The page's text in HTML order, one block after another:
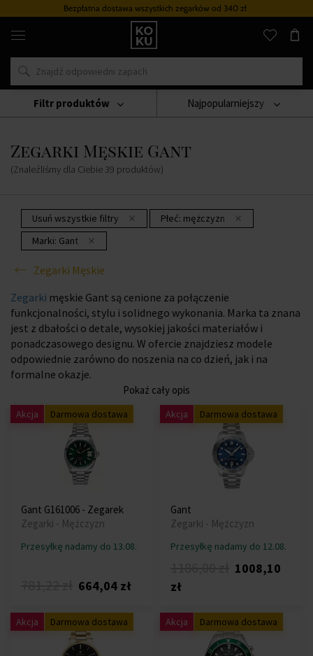
Bezpłatna dostawa wszystkich zegarkówod 340 zł
Oryginalne
perfumy
zegarki
w
miejscu
Zegarki
Zegarki Męskie Zegarki Męskie Gant
Zegarki Męskie Gant
(Znaleźliśmy dla Ciebie 39 produktów)
Najpopularniejszy
Usuń wszystkie filtry Płeć: mężczyzn
Marki: Gant
Zegarki Męskie
Filtr produktów
Zegarki męskie Gant są cenione za połączenie
funkcjonalności, stylu i solidnego wykonania. Marka ta znana
jest z dbałości o detale, wysokiej jakości materiałów i
ponadczasowego designu. W ofercie znajdziesz modele
odpowiednie zarówno do noszenia na co dzień, jak i na
formalne okazje.
Pokaż cały opis
Akcja Darmowa dostawa
Gant G161006 - Zegarek
Zegarki - Mężczyzn
Przesyłkę nadamy do 13.08.
664,04 zł
Akcja Darmowa dostawa
Gant
Zegarki - Mężczyzn
Przesyłkę nadamy do 12.08.
1008,10
zł
Akcja Darmowa dostawa Akcja Darmowa dostawa